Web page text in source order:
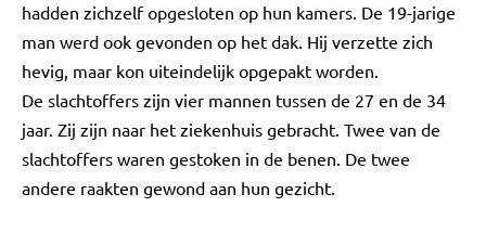
hadden zichzelf opgesloten op hun kamers. De 19-jarige
man werd ook gevonden op het dak. Hij verzette zich
hevig, maar kon uiteindelijk opgepakt worden.
De slachtoffers zijn vier mannen tussen de 27 en de 34
jaar. Zij zijn naar het ziekenhuis gebracht. Twee van de
slachtoffers waren gestoken in de benen. De twee
andere raakten gewond aan hun gezicht.